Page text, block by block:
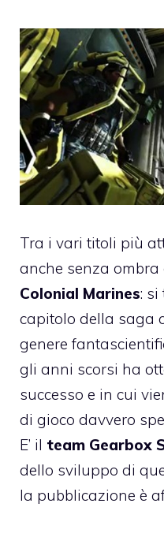
Tra i vari titoli più
anche senza
Colonial Marines:
capitolo della saga
genere
gli anni scorsi ha
successo e in cui
di gioco davvero
E’ il team Gearbox
dello sviluppo di
la pubblicazione è